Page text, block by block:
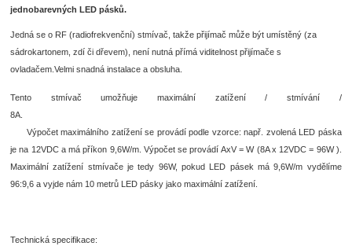
jednobarevných LED pásků.
Jedná se o RF (radiofrekvenční) stmívač, takže přijímač může být umístěný (za
sádrokartonem, zdí či dřevem), není nutná přímá viditelnost přijímače s
ovladačem.Velmi snadná instalace a obsluha.
Tento stmívač umožňuje maximální zatížení / stmívání /
8A.
Výpočet maximálního zatížení se provádí podle vzorce: např. zvolená LED páska
je na 12VDC a má příkon 9,6W/m. Výpočet se provádí AxV = W (8A x 12VDC = 96W ).
Maximální zatížení stmívače je tedy 96W, pokud LED pásek má 9,6W/m vydělíme
96:9,6 a vyjde nám 10 metrů LED pásky jako maximální zatížení.
Technická specifikace: